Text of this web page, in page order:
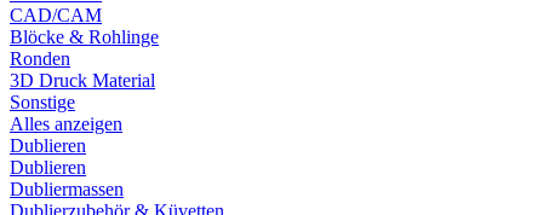
CAD/CAM
Blöcke & Rohlinge
Ronden
3D Druck Material
Sonstige
Alles anzeigen
Dublieren
Dublieren
Dubliermassen
Dublierzubehör & Küvetten